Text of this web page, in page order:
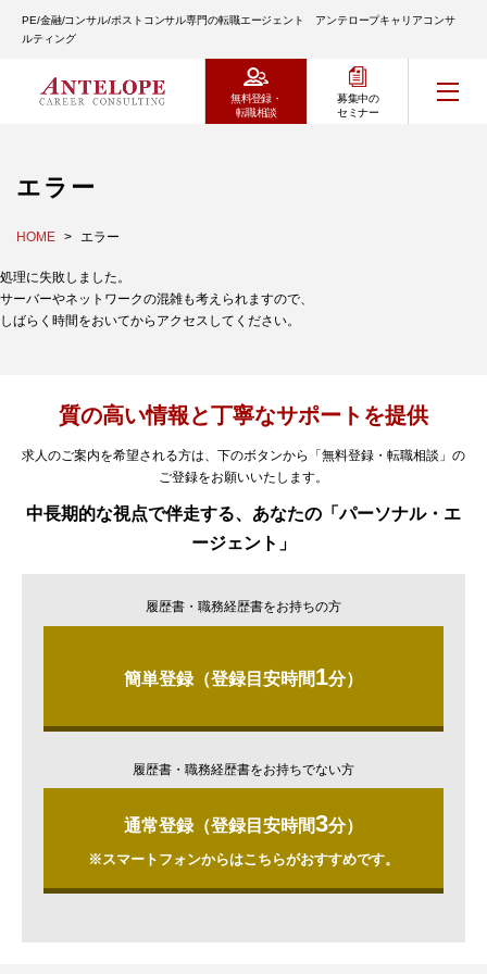
PE/金融/コンサル/ポストコンサル専門の転職エージェント アンテロープキャリアコンサ
ルティング
無料登録・
転職相談
募集中の
セミナー
エラー
HOME エラー
処理に失敗しました。
サーバーやネットワークの混雑も考えられますので、
しばらく時間をおいてからアクセスしてください。
質の高い情報と丁寧なサポートを提供
求人のご案内を希望される方は、下のボタンから「無料登録・転職相談」の
ご登録をお願いいたします。
中長期的な視点で伴走する、あなたの「パーソナル・エ
ージェント」
履歴書・職務経歴書をお持ちの方
簡単登録（登録目安時間1分）
履歴書・職務経歴書をお持ちでない方
通常登録（登録目安時間3分）
※スマートフォンからはこちらがおすすめです。